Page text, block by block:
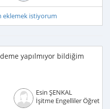
eklemek istiyorum
yapılmıyor bildiğim
Esin ŞENKAL
İşitme Engelliler